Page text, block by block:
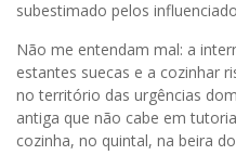
subestimado pelos
Não me entendam mal: a
estantes suecas e a cozinhar
no território das urgências
antiga que não cabe em
cozinha, no quintal, na beira